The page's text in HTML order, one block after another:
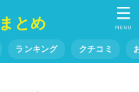
とめ
ランキング クチコミ
MENU